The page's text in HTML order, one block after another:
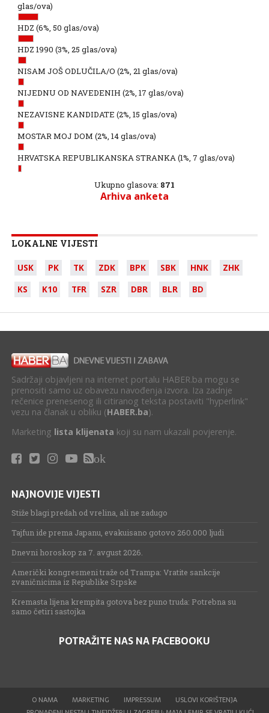
glas/ova)
HDZ (6%, 50 glas/ova)
HDZ 1990 (3%, 25 glas/ova)
NISAM JOŠ ODLUČILA/O (2%, 21 glas/ova)
NIJEDNU OD NAVEDENIH (2%, 17 glas/ova)
NEZAVISNE KANDIDATE (2%, 15 glas/ova)
MOSTAR MOJ DOM (2%, 14 glas/ova)
HRVATSKA REPUBLIKANSKA STRANKA(1%, 7 glas/ova)
Ukupno glasova: 871
Arhiva anketa
LOKALNE VIJESTI
USK PK TK ZDK BPK SBK HNK
ZHK
KS
K10 TFR SZR DBR BLR BD
Sadržaji objavljeni na internet portalu HABER.ba mogu se
prenositi samo uz obavezu navođenja izvora. Iza zadnje
rečenice prenesenog ili citiranog teksta postaviti "hyperlink"
vezu na članak u obliku (HABER.ba).
Marketing lista klijenata koji su nam ukazali povjerenje.
ok
NAJNOVIJE VIJESTI
Stiže blagi predah od vrelina, ali ne zadugo
Tajfun ide prema Japanu, evakuisano gotovo 260.000 ljudi
Dnevni horoskop za 7. avgust 2026.
Američki kongresmeni traže od Trampa: Vratite sankcije
zvaničnicima iz Republike Srpske
Kremasta lijena krempita gotova bez puno truda: Potrebna su
samo četiri sastojka
POTRAŽITE NAS NA FACEBOOKU
O NAMA MARKETING IMPRESSUM
USLOVI KORIŠTENJA